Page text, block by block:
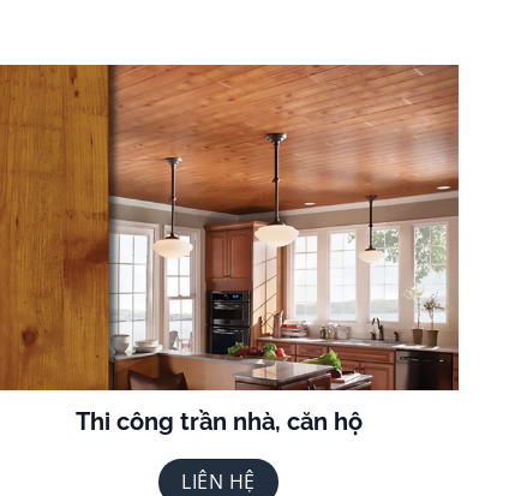
Thi công trần nhà, căn hộ
LIÊN HỆ